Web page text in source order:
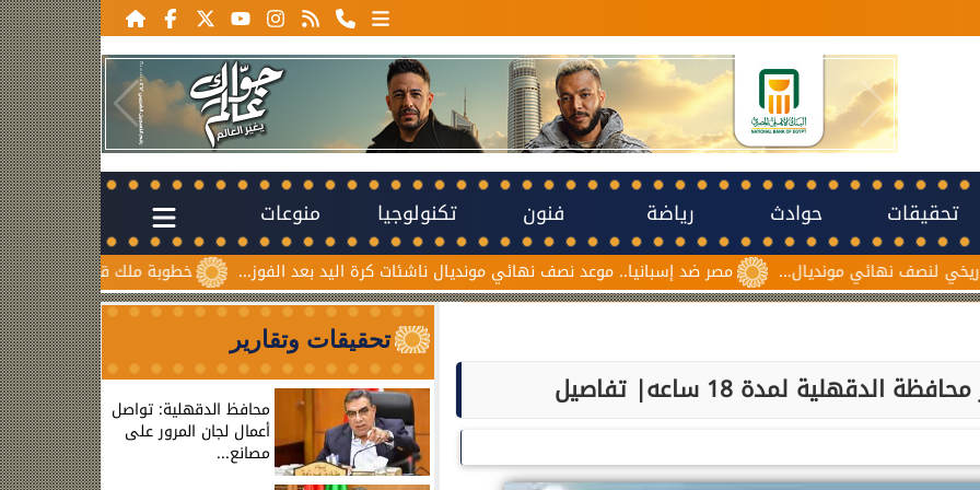
تحقيقات حوادث رياضة فنون تكنولوجيا منوعات
خطوبة ملك قورة ويوسف عثمان.. مصر ضد إسبانيا.. موعد نصف نهائي مونديال ناشئات كرة اليد بعد الفوز... نهائي مونديال...
لمدة 18 ساعه| تفاصيل
تحقيقات وتقارير
محافظ الدقهلية: تواصل
أعمال لجان المرور على
مصانع...